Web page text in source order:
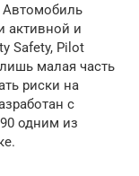
Автомобиль
активной и
Safety, Pilot
малая часть
риски на
с
одним из